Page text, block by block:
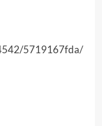
5719167fda/